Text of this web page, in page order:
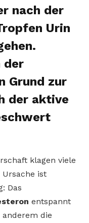
nach der
Urin
der
Grund zur
der aktive
klagen viele
ist
Das
entspannt
die